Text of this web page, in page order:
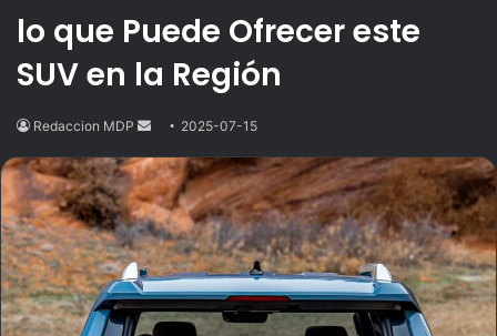
lo que Puede Ofrecer este
SUV en la Región
Redaccion MDP
Send
email
2025-07-15